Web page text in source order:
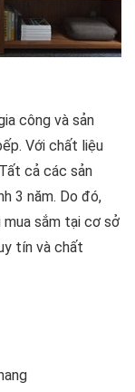
công và sản
Với chất liệu
cả các sản
3 năm. Do đó,
sắm tại cơ sở
tín và chất